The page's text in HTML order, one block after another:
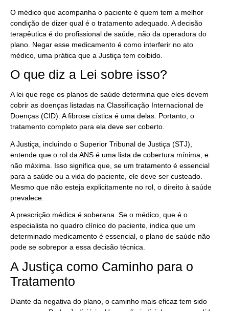
O médico que acompanha o paciente é quem tem a melhor
condição de dizer qual é o tratamento adequado. A decisão
terapêutica é do profissional de saúde, não da operadora do
plano. Negar esse medicamento é como interferir no ato
médico, uma prática que a Justiça tem coibido.
O que diz a Lei sobre isso?
A lei que rege os planos de saúde determina que eles devem
cobrir as doenças listadas na Classificação Internacional de
Doenças (CID). A fibrose cística é uma delas. Portanto, o
tratamento completo para ela deve ser coberto.
A Justiça, incluindo o Superior Tribunal de Justiça (STJ),
entende que o rol da ANS é uma lista de cobertura mínima, e
não máxima. Isso significa que, se um tratamento é essencial
para a saúde ou a vida do paciente, ele deve ser custeado.
Mesmo que não esteja explicitamente no rol, o direito à saúde
prevalece.
A prescrição médica é soberana. Se o médico, que é o
especialista no quadro clínico do paciente, indica que um
determinado medicamento é essencial, o plano de saúde não
pode se sobrepor a essa decisão técnica.
A Justiça como Caminho para o
Tratamento
Diante da negativa do plano, o caminho mais eficaz tem sido